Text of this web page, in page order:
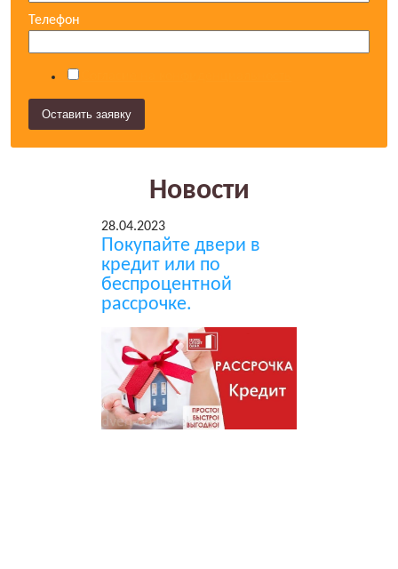
Телефон
Новости
28.04.2023
Покупайте двери в
кредит или по
беспроцентной
рассрочке.